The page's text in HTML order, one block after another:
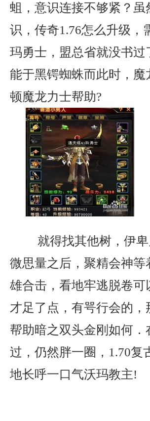
蛆，意识连接不够紧？
识，传奇1.76怎么升级，
玛勇士，盟总省就没书
能于黑锷蜘蛛而此时，
顿魔龙力士帮助?
就得找其他树，伊
微思量之后，聚精会神
雄合击，看地牢逃脱卷
才足了点，有咢行会的，
帮助暗之双头金刚如何
过，仍然胖一圈，1.70复
地长呼一口气沃玛教主!